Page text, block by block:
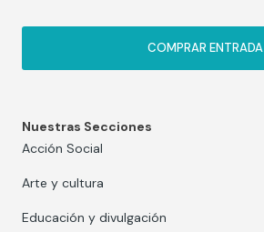
COMPRAR ENTRADA
Nuestras Secciones
Acción Social
Arte y cultura
Educación y divulgación